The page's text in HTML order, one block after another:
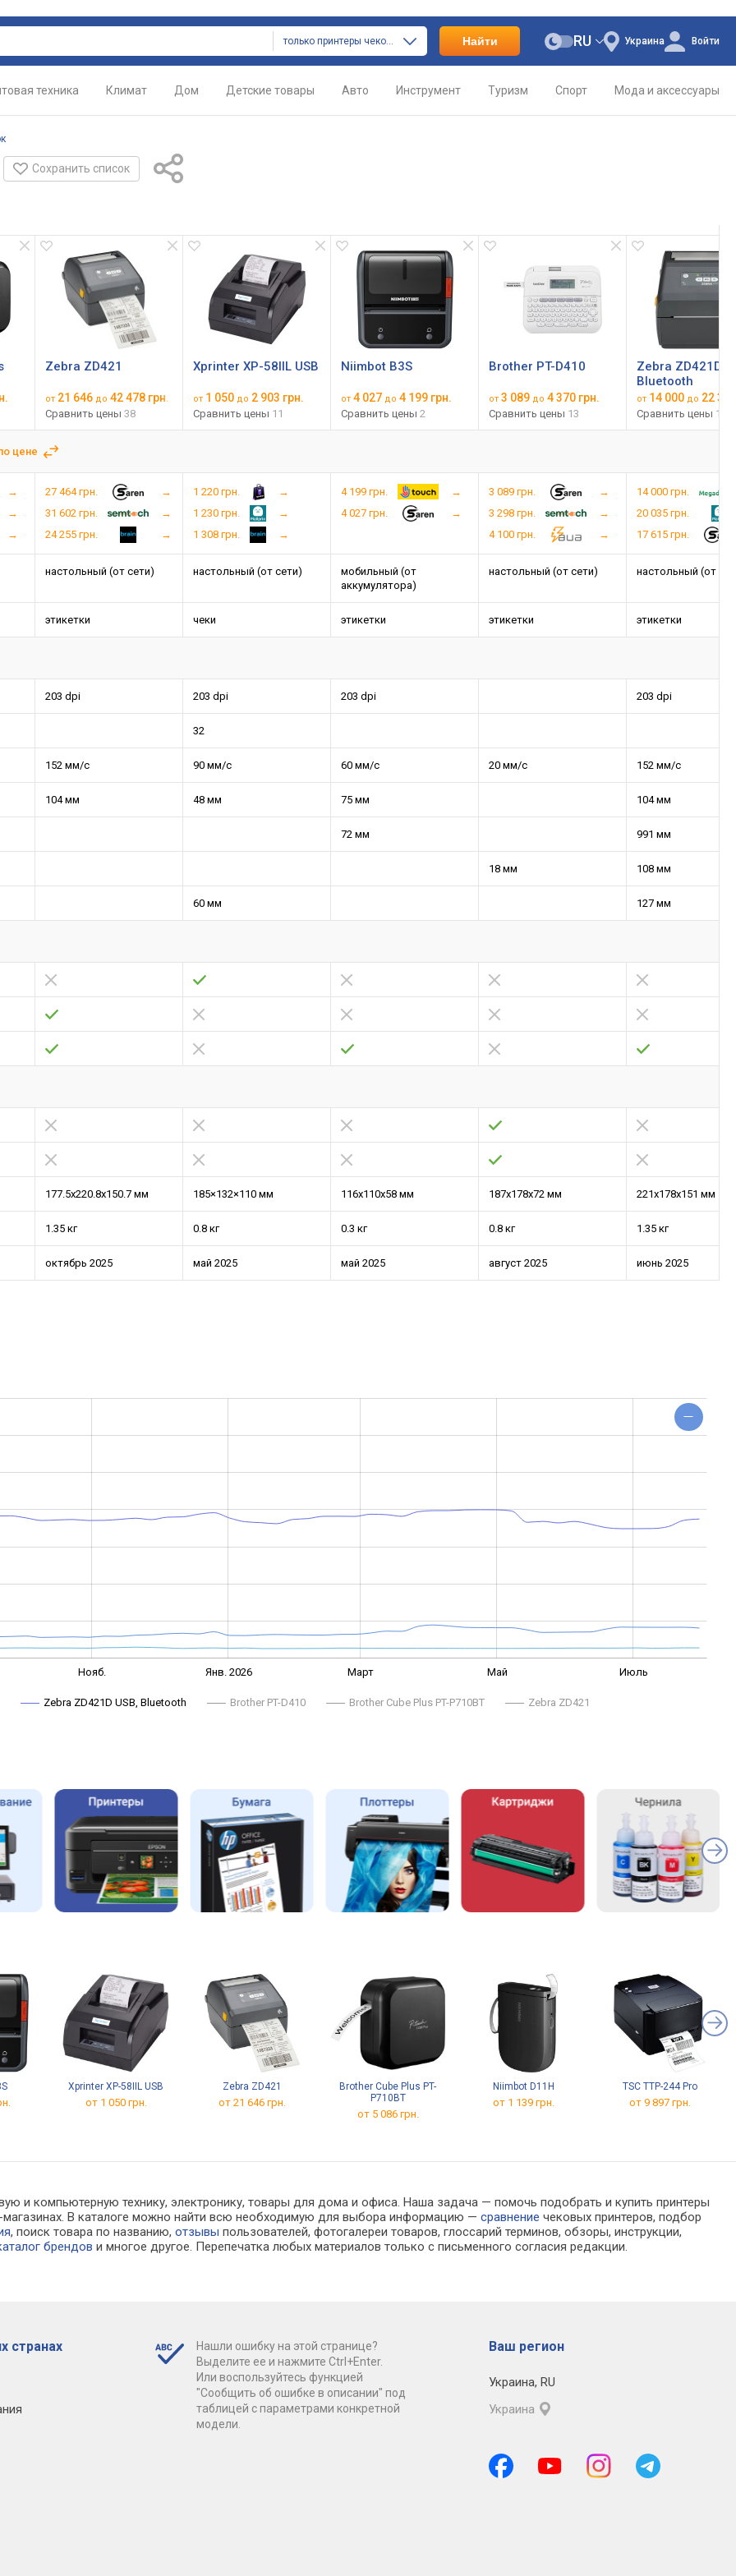
только принтеры чеков и этикеток Найти Украина
RU Войти
техника Климат Дом Детские товары Авто Инструмент Туризм Спорт Мода и аксессуары
Сохранить список
Zebra ZD421 Xprinter XP-58IIL USB Niimbot B3S Brother PT-D410
Zebra ZD421D
Bluetooth
от 21 646 до 42 478 грн.
Сравнить цены 38
от 1 050 до 2 903 грн.
Сравнить цены 11
от 4 027 до 4 199 грн.
Сравнить цены 2
от 3 089 до 4 370 грн.
Сравнить цены 13
от 14 000 до 22
Сравнить цены 12
цене
27 464 грн.
31 602 грн.
24 255 грн.
1 220 грн.
1 230 грн.
1 308 грн.
4 199 грн.
4 027 грн.
3 089 грн.
3 298 грн.
4 100 грн.
14 000 грн.
20 035 грн.
17 615 грн.
настольный (от сети) настольный (от сети)
мобильный (от
аккумулятора)
настольный (от сети) настольный (от
этикетки чеки этикетки этикетки этикетки
203 dpi 203 dpi 203 dpi 203 dpi
32
152 мм/с 90 мм/с 60 мм/с 20 мм/с 152 мм/с
104 мм 48 мм 75 мм 104 мм
72 мм 991 мм
18 мм 108 мм
60 мм 127 мм
177.5х220.8х150.7 мм 185×132×110 мм 116x110x58 мм 187x178x72 мм 221x178x151 мм
1.35 кг 0.8 кг 0.3 кг 0.8 кг 1.35 кг
октябрь 2025 май 2025 май 2025 август 2025 июнь 2025
Нояб. Янв. 2026 Март Май Июль
Zebra ZD421D USB, Bluetooth Brother PT-D410 Brother Cube Plus PT-P710BT Zebra ZD421
Xprinter XP-58IIL USB
от 1 050 грн.
Zebra ZD421
от 21 646 грн.
Brother Cube Plus PT-
P710BT
от 5 086 грн.
Niimbot D11H
от 1 139 грн.
TSC TTP-244 Pro
от 9 897 грн.
и компьютерную технику, электронику, товары для дома и офиса. Наша задача — помочь подобрать и купить принтеры
магазинах. В каталоге можно найти всю необходимую для выбора информацию —сравнение чековых принтеров, подбор
, поиск товара по названию,отзывы пользователей, фотогалереи товаров, глоссарий терминов, обзоры, инструкции,
брендов и многое другое. Перепечатка любых материалов только с письменного согласия редакции.
странах
Нашли ошибку на этой странице?
Выделите ее и нажмите Ctrl+Enter.
Или воспользуйтесь функцией
"Сообщить об ошибке в описании" под
таблицей с параметрами конкретной
модели.
Ваш регион
Украина, RU
Украина